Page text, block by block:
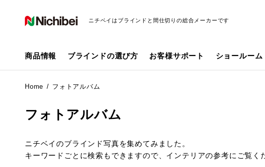
ニチベイはブラインドと間仕切りの総合メーカーです
商品情報 ブラインドの選び方 お客様サポート ショールーム
Home フォトアルバム
フォトアルバム
ニチベイのブラインド写真を集めてみました。
キーワードごとに検索もできますので、インテリアの参考にご覧く